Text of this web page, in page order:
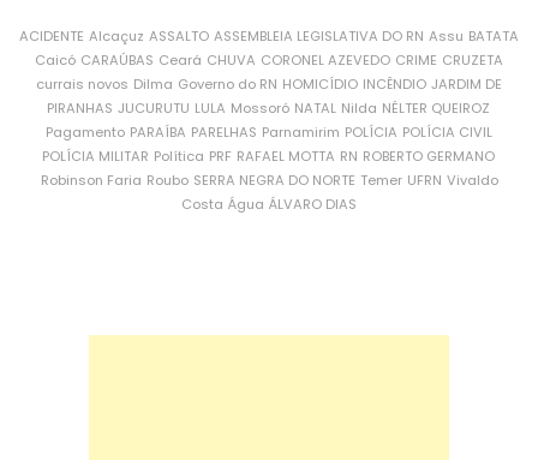
ACIDENTE Alcaçuz ASSALTO ASSEMBLEIA LEGISLATIVA DO RN Assu BATATA
Caicó CARAÚBAS Ceará CHUVA CORONEL AZEVEDO CRIME CRUZETA
currais novos Dilma Governo do RN HOMICÍDIO INCÊNDIO JARDIM DE
PIRANHAS JUCURUTU LULA Mossoró NATAL Nilda NÉLTER QUEIROZ
Pagamento PARAÍBA PARELHAS Parnamirim POLÍCIA POLÍCIA CIVIL
POLÍCIA MILITAR Política PRF RAFAEL MOTTA RN ROBERTO GERMANO
Robinson Faria Roubo SERRA NEGRA DO NORTE Temer UFRN Vivaldo
Costa Água ÁLVARO DIAS